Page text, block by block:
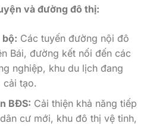
và đường đô thị:
Các tuyến đường nội đô
Bái, đường kết nối đến các
nghiệp, khu du lịch đang
cải tạo.
BĐS: Cải thiện khả năng tiếp
cư mới, khu đô thị vệ tinh,